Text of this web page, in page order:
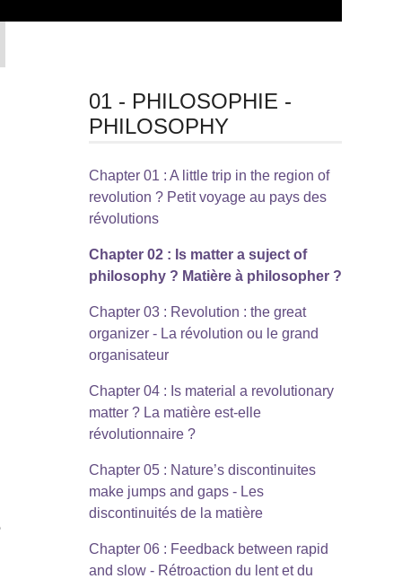
01 - PHILOSOPHIE -
PHILOSOPHY
Chapter 01 : A little trip in the region of
revolution ? Petit voyage au pays des
révolutions
Chapter 02 : Is matter a suject of
philosophy ? Matière à philosopher ?
Chapter 03 : Revolution : the great
organizer - La révolution ou le grand
organisateur
Chapter 04 : Is material a revolutionary
matter ? La matière est-elle
révolutionnaire ?
Chapter 05 : Nature’s discontinuites
make jumps and gaps - Les
discontinuités de la matière
Chapter 06 : Feedback between rapid
and slow - Rétroaction du lent et du